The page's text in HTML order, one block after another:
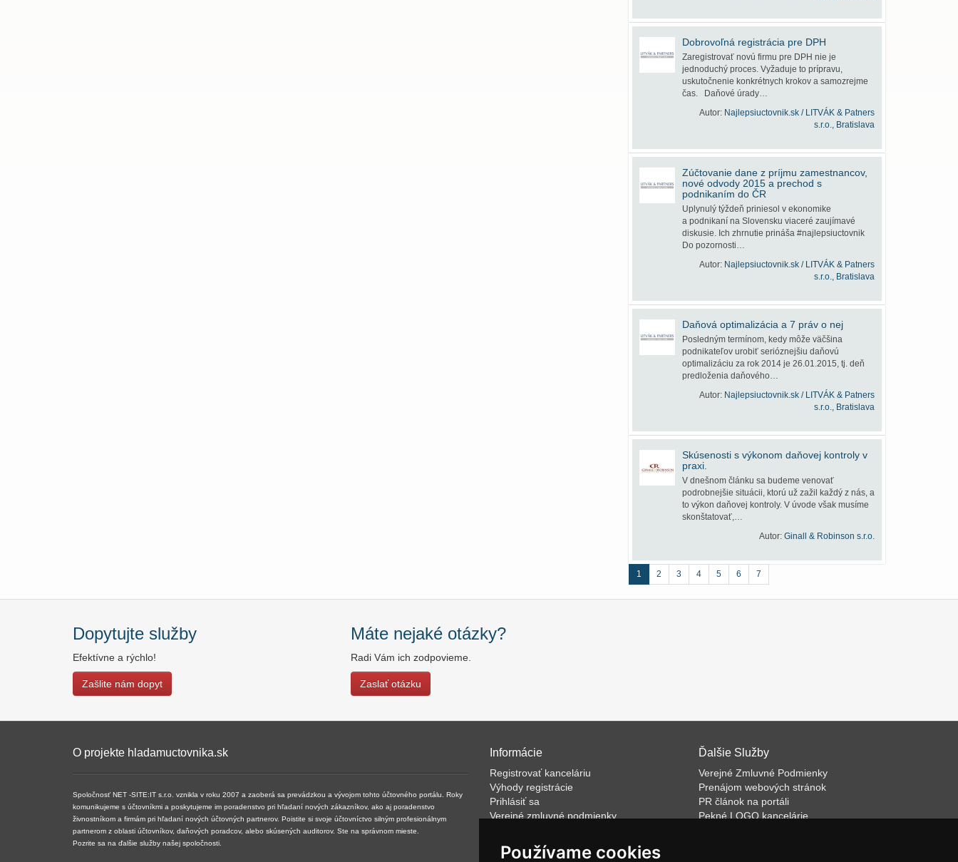
Používame cookies
Dobrovoľná registrácia pre DPH
Zaregistrovať novú firmu pre DPH nie je
jednoduchý proces. Vyžaduje to prípravu,
uskutočnenie konkrétnych krokov a samozrejme
čas. Daňové úrady…
Autor: Najlepsiuctovnik.sk / LITVÁK & Patners
s.r.o., Bratislava
Zúčtovanie dane z príjmu zamestnancov,
nové odvody 2015 a prechod s
podnikaním do ČR
Uplynulý týždeň priniesol v ekonomike
a podnikaní na Slovensku viaceré zaujímavé
diskusie. Ich zhrnutie prináša #najlepsiuctovnik
Do pozornosti…
Autor: Najlepsiuctovnik.sk / LITVÁK & Patners
s.r.o., Bratislava
Daňová optimalizácia a 7 práv o nej
Posledným termínom, kedy môže väčšina
podnikateľov urobiť serióznejšiu daňovú
optimalizáciu za rok 2014 je 26.01.2015, tj. deň
predloženia daňového…
Autor: Najlepsiuctovnik.sk / LITVÁK & Patners
s.r.o., Bratislava
Skúsenosti s výkonom daňovej kontroly v
praxi.
V dnešnom článku sa budeme venovať
podrobnejšie situácii, ktorú už zažil každý z nás, a
to výkon daňovej kontroly. V úvode však musíme
skonštatovať,…
Autor: Ginall & Robinson s.r.o.
1 2 3 4 5 6 7
Dopytujte služby
Efektívne a rýchlo!
Zašlite nám dopyt
Máte nejaké otázky?
Radi Vám ich zodpovieme.
Zaslať otázku
O projekte hladamuctovnika.sk
Spoločnosť NET -SITE:IT s.r.o. vznikla v roku 2007 a ​​zaoberá sa prevádzkou a vývojom tohto účtovného portálu. Roky
komunikujeme s účtovníkmi a poskytujeme im poradenstvo pri hľadaní nových zákazníkov, ako aj poradenstvo
živnostníkom a firmám pri hľadaní nových účtovných partnerov. Poistite si svoje účtovníctvo silným profesionálnym
partnerom z oblasti účtovníkov, daňových poradcov, alebo skúsených auditorov. Ste na správnom mieste.
Pozrite sa na ďalšie služby našej spoločnosti.
Informácie
Registrovať kanceláriu
Výhody registrácie
Prihlásiť sa
Verejné zmluvné podmienky
VOP
FAQ
Ďalšie Služby
Verejné Zmluvné Podmienky
Prenájom webových stránok
PR článok na portáli
Pekné LOGO kancelárie